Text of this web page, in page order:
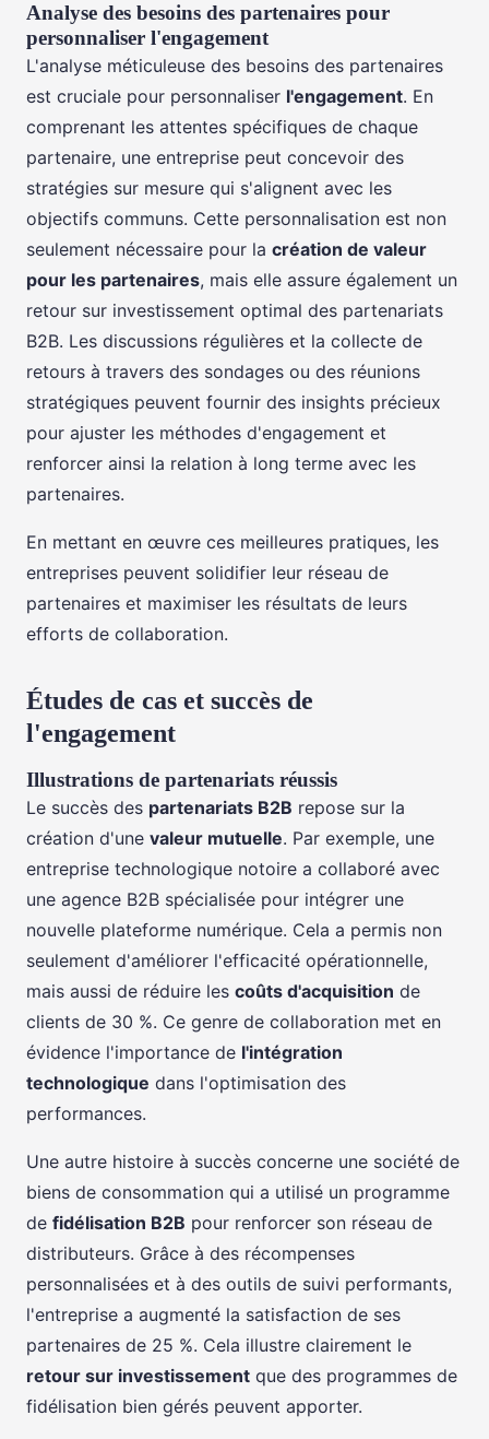
Analyse des besoins des partenaires pour
personnaliser l'engagement
L'analyse méticuleuse des besoins des partenaires
est cruciale pour personnaliser l'engagement. En
comprenant les attentes spécifiques de chaque
partenaire, une entreprise peut concevoir des
stratégies sur mesure qui s'alignent avec les
objectifs communs. Cette personnalisation est non
seulement nécessaire pour la création de valeur
pour les partenaires, mais elle assure également un
retour sur investissement optimal des partenariats
B2B. Les discussions régulières et la collecte de
retours à travers des sondages ou des réunions
stratégiques peuvent fournir des insights précieux
pour ajuster les méthodes d'engagement et
renforcer ainsi la relation à long terme avec les
partenaires.
En mettant en œuvre ces meilleures pratiques, les
entreprises peuvent solidifier leur réseau de
partenaires et maximiser les résultats de leurs
efforts de collaboration.
Études de cas et succès de
l'engagement
Illustrations de partenariats réussis
Le succès des partenariats B2B repose sur la
création d'une valeur mutuelle. Par exemple, une
entreprise technologique notoire a collaboré avec
une agence B2B spécialisée pour intégrer une
nouvelle plateforme numérique. Cela a permis non
seulement d'améliorer l'efficacité opérationnelle,
mais aussi de réduire les coûts d'acquisition de
clients de 30 %. Ce genre de collaboration met en
évidence l'importance de l'intégration
technologique dans l'optimisation des
performances.
Une autre histoire à succès concerne une société de
biens de consommation qui a utilisé un programme
de fidélisation B2B pour renforcer son réseau de
distributeurs. Grâce à des récompenses
personnalisées et à des outils de suivi performants,
l'entreprise a augmenté la satisfaction de ses
partenaires de 25 %. Cela illustre clairement le
retour sur investissement que des programmes de
fidélisation bien gérés peuvent apporter.